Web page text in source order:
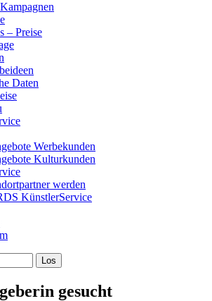
– Preise
Daten
Werbekunden
Kulturkunden
werden
KünstlerService
gesucht